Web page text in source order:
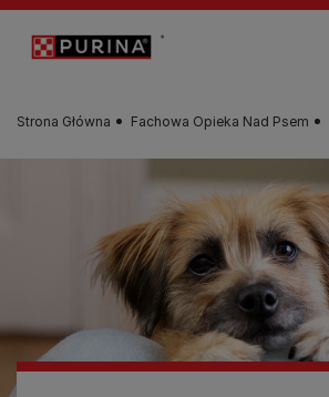
Przejdź do treści
Strona Główna Fachowa Opieka Nad Psem